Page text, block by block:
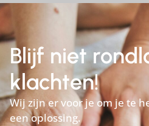
Blijf niet
klachten!
Wij zijn er voor je om je te
een oplossing.